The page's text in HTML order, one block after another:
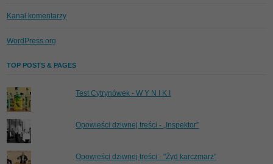
Kanał komentarzy
WordPress.org
TOP POSTS & PAGES
Test Cytrynówek - W Y N I K I
Opowieści dziwnej treści - „Inspektor”
Opowieści dziwnej treści - "Żyd karczmarz"